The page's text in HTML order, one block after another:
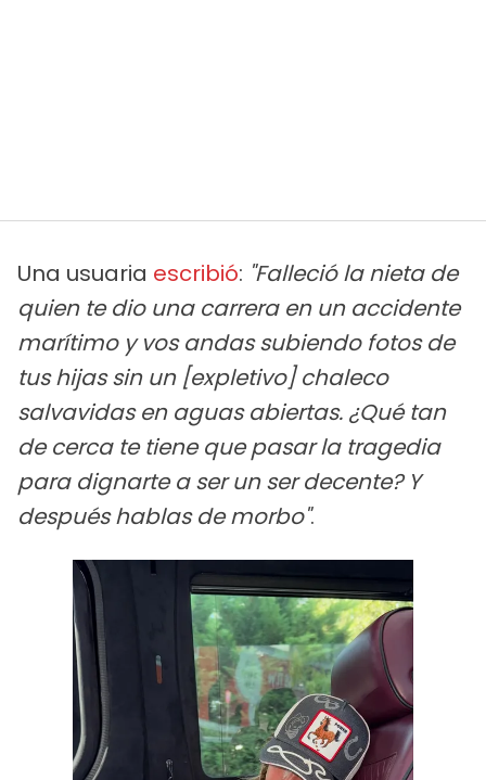
Una usuaria escribió: "Falleció la nieta de
quien te dio una carrera en un accidente
marítimo y vos andas subiendo fotos de
tus hijas sin un [expletivo] chaleco
salvavidas en aguas abiertas. ¿Qué tan
de cerca te tiene que pasar la tragedia
para dignarte a ser un ser decente? Y
después hablas de morbo".